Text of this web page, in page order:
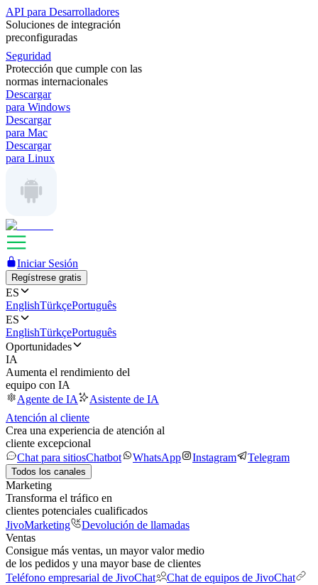
API para Desarrolladores
Soluciones de integración
preconfiguradas
Seguridad
Protección que cumple con las
normas internacionales
Descargar
para Windows
Descargar
para Mac
Descargar
para Linux
Iniciar Sesión
Regístrese gratis
ES
EnglishTürkçePortuguês
ES
EnglishTürkçePortuguês
Oportunidades
IA
Aumenta el rendimiento del
equipo con IA
Agente de IA
Asistente de IA
Atención al cliente
Crea una experiencia de atención al
cliente excepcional
Chat para sitiosChatbot WhatsApp Instagram Telegram
Todos los canales
Marketing
Transforma el tráfico en
clientes potenciales cualificados
JivoMarketing
Devolución de llamadas
Ventas
Consigue más ventas, un mayor valor medio
de los pedidos y una mayor base de clientes
Teléfono empresarial de JivoChat
Chat de equipos de JivoChat